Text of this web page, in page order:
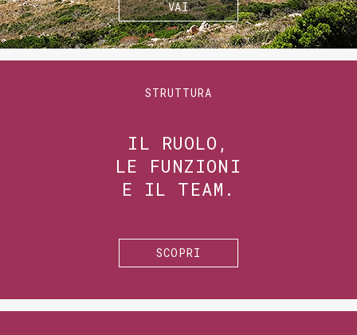
VAI
STRUTTURA
IL RUOLO,
LE FUNZIONI
E IL TEAM.
SCOPRI